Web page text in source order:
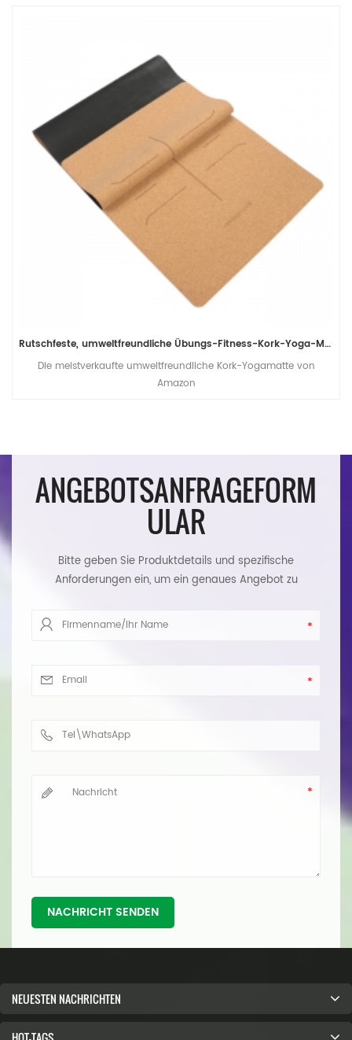
Rutschfeste, umweltfreundliche Übungs-Fitness-Kork-Yoga-Matte im Großhandel
Die meistverkaufte umweltfreundliche Kork-Yogamatte von
Amazon
ANGEBOTSANFRAGEFORM
ULAR
Bitte geben Sie Produktdetails und spezifische
Anforderungen ein, um ein genaues Angebot zu
antworten.
NACHRICHT SENDEN
NEUESTEN NACHRICHTEN